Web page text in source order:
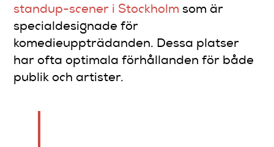
standup-scener i Stockholm som är
specialdesignade för
komedieuppträdanden. Dessa platser
har ofta optimala förhållanden för både
publik och artister.